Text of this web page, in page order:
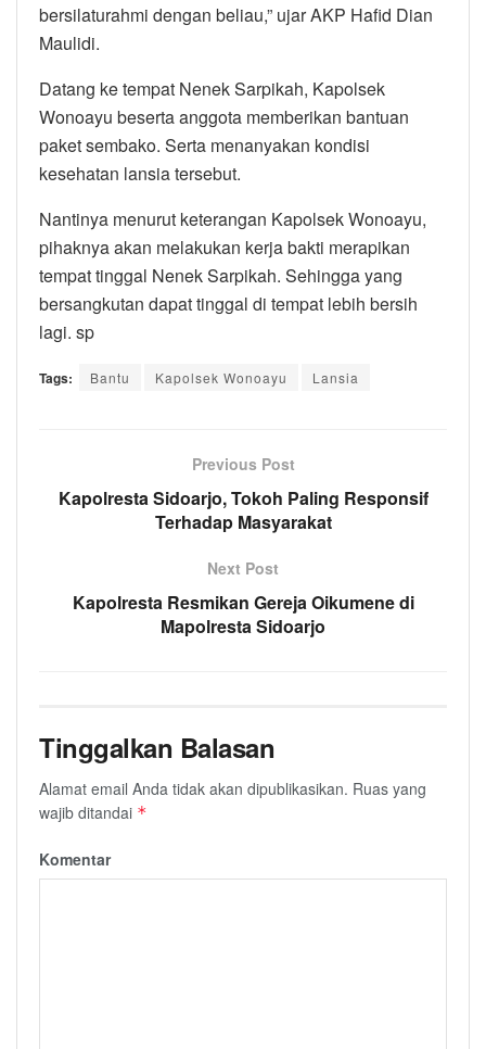
bersilaturahmi dengan beliau,” ujar AKP Hafid Dian
Maulidi.
Datang ke tempat Nenek Sarpikah, Kapolsek
Wonoayu beserta anggota memberikan bantuan
paket sembako. Serta menanyakan kondisi
kesehatan lansia tersebut.
Nantinya menurut keterangan Kapolsek Wonoayu,
pihaknya akan melakukan kerja bakti merapikan
tempat tinggal Nenek Sarpikah. Sehingga yang
bersangkutan dapat tinggal di tempat lebih bersih
lagi. sp
Tags: Bantu Kapolsek Wonoayu Lansia
Previous Post
Kapolresta Sidoarjo, Tokoh Paling Responsif
Terhadap Masyarakat
Next Post
Kapolresta Resmikan Gereja Oikumene di
Mapolresta Sidoarjo
Tinggalkan Balasan
Alamat email Anda tidak akan dipublikasikan. Ruas yang
wajib ditandai *
Komentar